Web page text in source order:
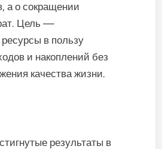
а о сокращении
Цель —
в пользу
и накоплений без
качества жизни.
результаты в